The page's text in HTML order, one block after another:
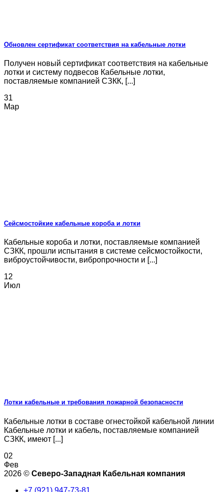
Обновлен сертификат соответствия на кабельные лотки
Получен новый сертификат соответствия на кабельные
лотки и систему подвесов Кабельные лотки,
поставляемые компанией СЗКК, [...]
31
Мар
Сейсмостойкие кабельные короба и лотки
Кабельные короба и лотки, поставляемые компанией
СЗКК, прошли испытания в системе сейсмостойкости,
виброустойчивости, вибропрочности и [...]
12
Июл
Лотки кабельные и требования пожарной безопасности
Кабельные лотки в составе огнестойкой кабельной линии
Кабельные лотки и кабель, поставляемые компанией
СЗКК, имеют [...]
02
Фев
2026 © Северо-Западная Кабельная компания
+7 (921) 947-73-81